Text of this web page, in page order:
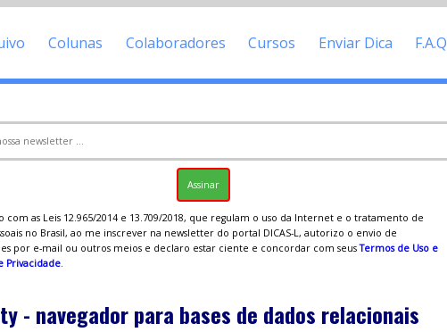
Colunas Colaboradores Cursos Enviar Dica F.A.Q
com as Leis 12.965/2014 e 13.709/2018, que regulam o uso da Internet e o tratamento de
no Brasil, ao me inscrever na newsletter do portal DICAS-L, autorizo o envio de
por e-mail ou outros meios e declaro estar ciente e concordar com seusTermos de Uso e
Privacidade.
- navegador para bases de dados relacionais